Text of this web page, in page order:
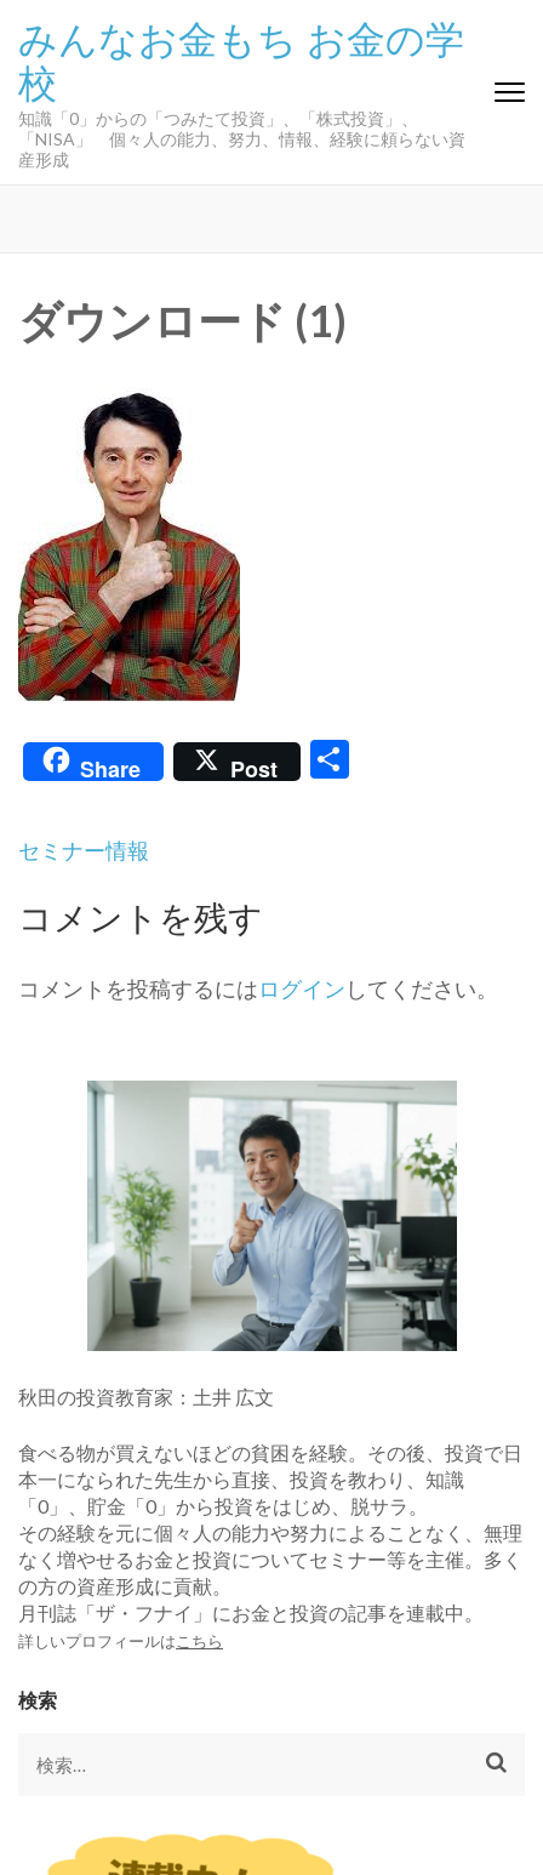
ン
テ
ン
ツ
へ
(Enter
みんなお金もち お金の学
校
知識「0」からの「つみたて投資」、「株式投資」、
「NISA」 個々人の能力、努力、情報、経験に頼らない資
産形成
ダウンロード (1)
Share Post
投
ナ
ビ
ー
セミナー情報
コメントを残す
コメントを投稿するにはログイン してください。
秋田の投資教育家：土井 広文
食べる物が買えないほどの貧困を経験。その後、投資で日
本一になられた先生から直接、投資を教わり、知識
「0」、貯金「0」から投資をはじめ、脱サラ。
その経験を元に個々人の能力や努力によることなく、無理
なく増やせるお金と投資についてセミナー等を主催。多く
の方の資産形成に貢献。
月刊誌「ザ・フナイ」にお金と投資の記事を連載中。
詳しいプロフィールは こちら
検索
検